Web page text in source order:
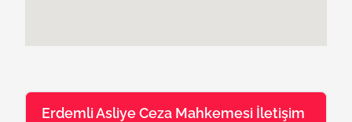
Erdemli Asliye Ceza Mahkemesi İletişim